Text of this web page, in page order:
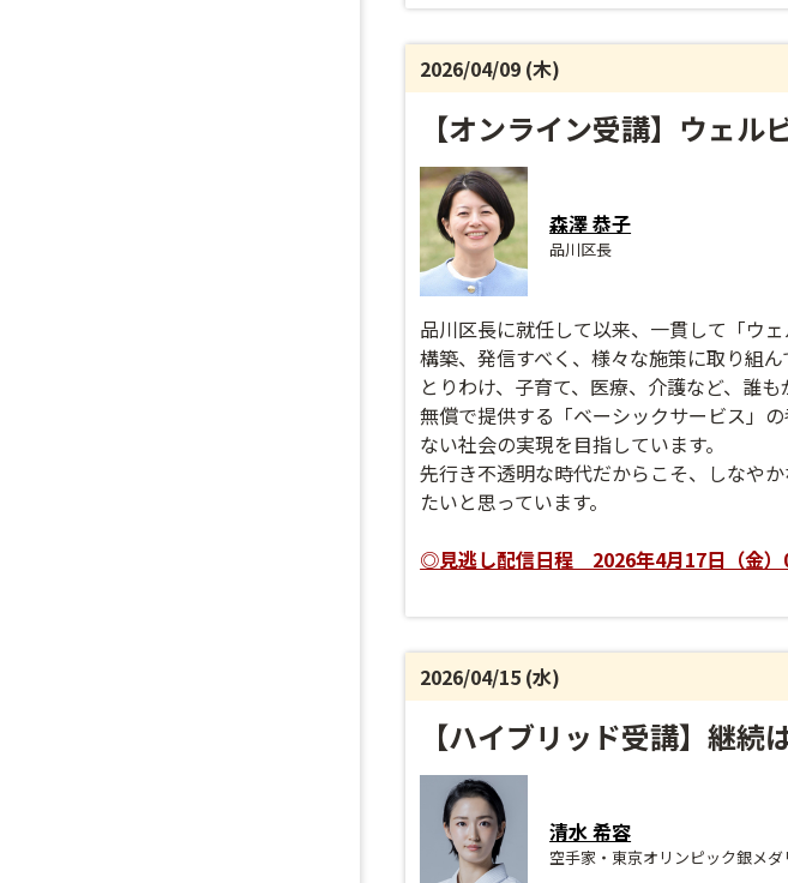
2026/04/09 (木)
【オンライン受講】ウェ
森澤 恭子
品川区長
品川区長に就任して以来、一貫して「ウ
構築、発信すべく、様々な施策に取り組ん
とりわけ、子育て、医療、介護など、誰
無償で提供する「ベーシックサービス」
ない社会の実現を目指しています。
先行き不透明な時代だからこそ、しなや
たいと思っています。
◎見逃し配信日程 2026年4月17日（金）
2026/04/15 (水)
【ハイブリッド受講】継続
清水 希容
空手家・東京オリンピック銀メダ